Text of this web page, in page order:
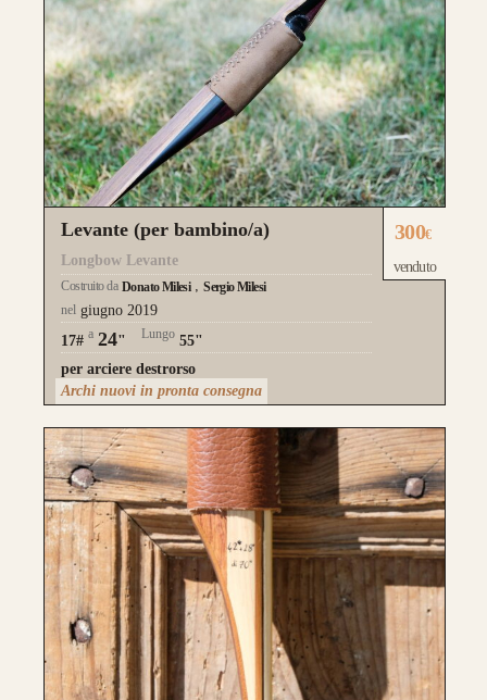
Levante (per bambino/a)
Longbow Levante
Costruito da Donato Milesi
Sergio Milesi
nel giugno 2019
17# a 24" Lungo 55"
per arciere destrorso
300€
venduto
Archi nuovi in pronta consegna